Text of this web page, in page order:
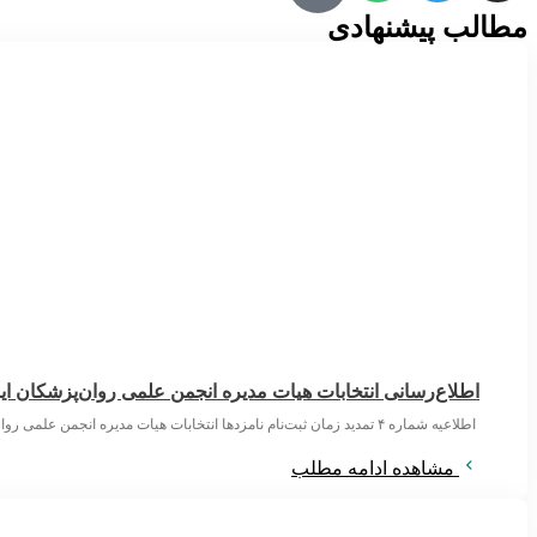
مطالب پیشنهادی
اطلاع‌رسانی انتخابات هیات مدیره انجمن علمی روان‌پزشکان
اطلاعیه شماره ۴ تمدید زمان ثبت‌نام نامزدها انتخابات هیات مدیره انجمن علمی روان‌پزشکان ایران ۱۴۰۵/۵/۶ اعضای محترم انجمن علمی روان‌پزشکان ایران با توجه به
مشاهده ادامه مطلب